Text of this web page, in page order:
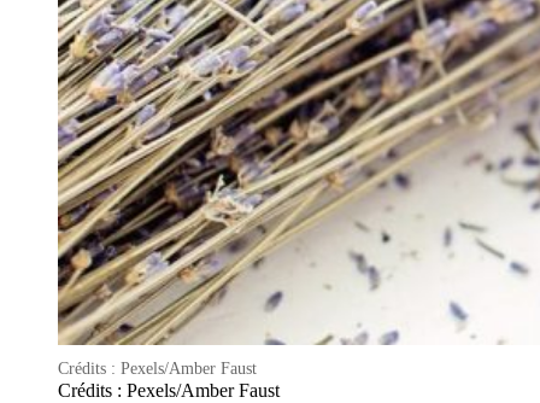
Crédits : Pexels/Amber Faust
Crédits : Pexels/Amber Faust